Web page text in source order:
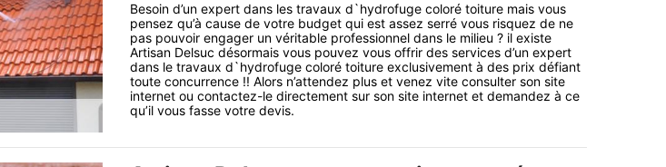
Besoin d’un expert dans les travaux d`hydrofuge coloré toiture mais vous
pensez qu’à cause de votre budget qui est assez serré vous risquez de ne
pas pouvoir engager un véritable professionnel dans le milieu ? il existe
Artisan Delsuc désormais vous pouvez vous offrir des services d’un expert
dans le travaux d`hydrofuge coloré toiture exclusivement à des prix défiant
toute concurrence !! Alors n’attendez plus et venez vite consulter son site
internet ou contactez-le directement sur son site internet et demandez à ce
qu’il vous fasse votre devis.